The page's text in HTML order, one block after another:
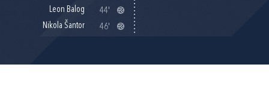
Leon Balog
44'
Nikola Šantor
46'